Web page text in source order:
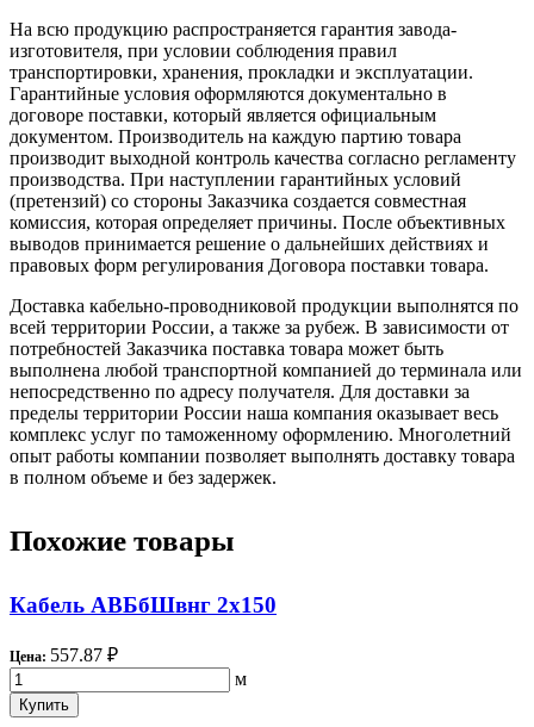
На всю продукцию распространяется гарантия завода-
изготовителя, при условии соблюдения правил
транспортировки, хранения, прокладки и эксплуатации.
Гарантийные условия оформляются документально в
договоре поставки, который является официальным
документом. Производитель на каждую партию товара
производит выходной контроль качества согласно регламенту
производства. При наступлении гарантийных условий
(претензий) со стороны Заказчика создается совместная
комиссия, которая определяет причины. После объективных
выводов принимается решение о дальнейших действиях и
правовых форм регулирования Договора поставки товара.
Доставка кабельно-проводниковой продукции выполнятся по
всей территории России, а также за рубеж. В зависимости от
потребностей Заказчика поставка товара может быть
выполнена любой транспортной компанией до терминала или
непосредственно по адресу получателя. Для доставки за
пределы территории России наша компания оказывает весь
комплекс услуг по таможенному оформлению. Многолетний
опыт работы компании позволяет выполнять доставку товара
в полном объеме и без задержек.
Похожие товары
Кабель АВБбШвнг 2х150
Цена: 557.87 ₽
м
Купить